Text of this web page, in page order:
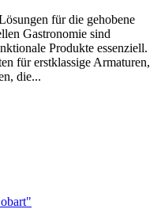
für die gehobene
Gastronomie sind
Produkte essenziell.
für erstklassige Armaturen,
die...